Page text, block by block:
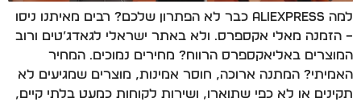
למה AliExpress כבר לא הפתרון שלכם? רבים מאיתנו ניסו
– הזמנה מאלי אקספרס. ולא באתר ישראלי לגאדג’טים ורוב
המוצרים באליאקספרס הרווח? מחירים נמוכים. המחיר
האמיתי? המתנה ארוכה, חוסר אמינות, מוצרים שמגיעים לא
תקינים או לא כפי שתוארו, ושירות לקוחות כמעט בלתי קיים,